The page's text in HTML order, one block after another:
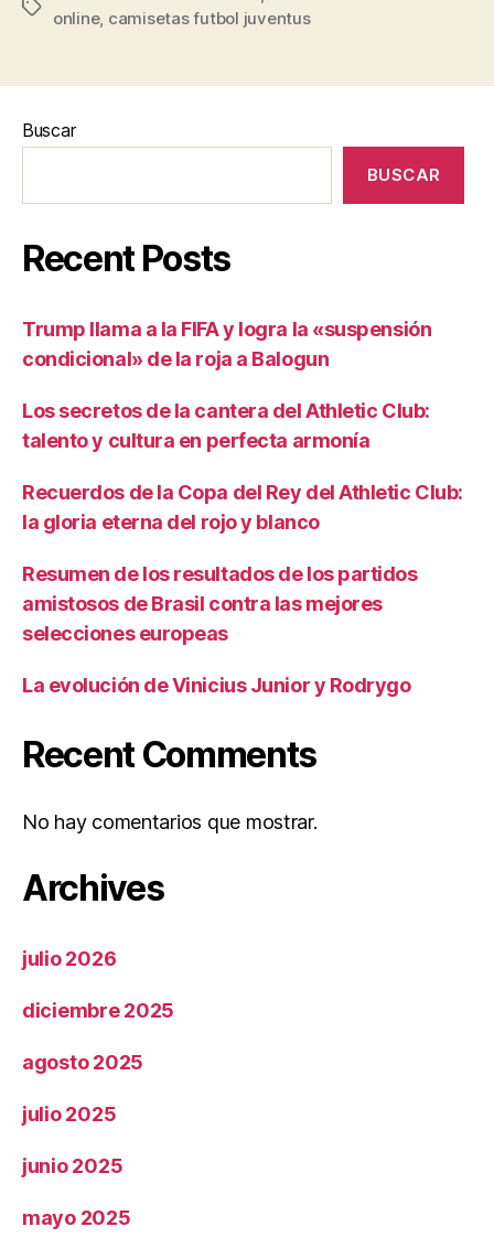
Etiquetas
online, camisetas futbol juventus
Buscar
BUSCAR
Recent Posts
Trump llama a la FIFA y logra la «suspensión
condicional» de la roja a Balogun
Los secretos de la cantera del Athletic Club:
talento y cultura en perfecta armonía
Recuerdos de la Copa del Rey del Athletic Club:
la gloria eterna del rojo y blanco
Resumen de los resultados de los partidos
amistosos de Brasil contra las mejores
selecciones europeas
La evolución de Vinicius Junior y Rodrygo
Recent Comments
No hay comentarios que mostrar.
Archives
julio 2026
diciembre 2025
agosto 2025
julio 2025
junio 2025
mayo 2025